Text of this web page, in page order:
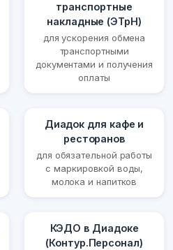
транспортные
накладные (ЭТрН)
для ускорения обмена
транспортными
документами и получения
оплаты
Диадок для кафе и
ресторанов
для обязательной работы
с маркировкой воды,
молока и напитков
КЭДО в Диадоке
(Контур.Персонал)